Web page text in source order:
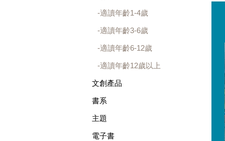
適讀年齡1-4歲
適讀年齡3-6歲
適讀年齡6-12歲
適讀年齡12歲以上
文創產品
書系
主題
電子書